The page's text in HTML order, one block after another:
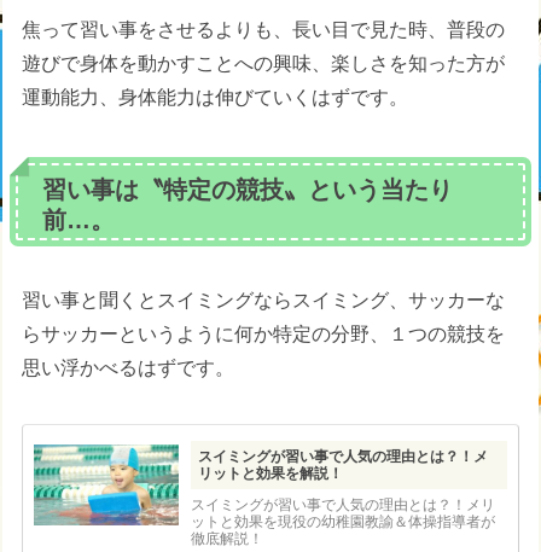
焦って習い事をさせるよりも、長い目で見た時、普段の
遊びで身体を動かすことへの興味、楽しさを知った方が
運動能力、身体能力は伸びていくはずです。
習い事は〝特定の競技〟という当たり
前…。
習い事と聞くとスイミングならスイミング、サッカーな
らサッカーというように何か特定の分野、１つの競技を
思い浮かべるはずです。
スイミングが習い事で人気の理由とは？！メ
リットと効果を解説！
スイミングが習い事で人気の理由とは？！メリ
ットと効果を現役の幼稚園教諭＆体操指導者が
徹底解説！